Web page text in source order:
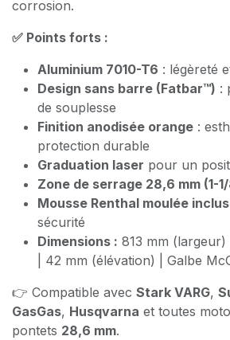
corrosion.
✅ Points forts :
Aluminium 7010-T6 : légèreté
Design sans barre (Fatbar™) :
de souplesse
Finition anodisée orange :
protection durable
Graduation laser pour un
Zone de serrage 28,6 mm (1-
Mousse Renthal moulée
sécurité
Dimensions : 813 mm
| 42 mm (élévation) | Galbe
👉 Compatible avec Stark VARG,
GasGas, Husqvarna et toutes
pontets 28,6 mm.